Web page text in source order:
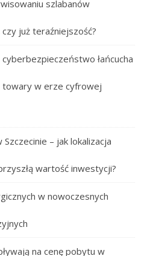
szlabanów
już teraźniejszość?
łańcucha
towary w erze cyfrowej
– jak lokalizacja
wartość inwestycji?
w nowoczesnych
na cenę pobytu w